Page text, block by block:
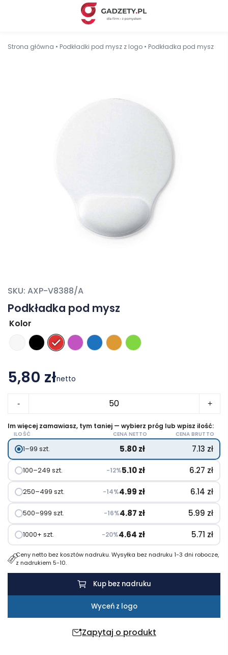
Strona główna • Podkładki pod mysz z logo • Podkładka pod mysz
Podkładka pod mysz
SKU: AXP-V8388/A
Kolor
5,80 złnetto
-
pod
mysz
+
Zapytaj o produkt
Im więcej zamawiasz, tym taniej — wybierz próg lub wpisz ilość:
ILOŚĆ CENA NETTO CENA BRUTTO
1–99 szt. 5.80zł 7.13 zł
100–249 szt. −12%5.10zł 6.27 zł
250–499 szt. −14%4.99 zł 6.14 zł
500–999 szt. −16%4.87 zł 5.99 zł
1000+ szt. −20%4.64 zł 5.71 zł
Ceny netto bez kosztów nadruku. Wysyłka bez nadruku 1-3 dni robocze,
z nadrukiem 5-10.
Kup bez nadruku
Wyceń z logo